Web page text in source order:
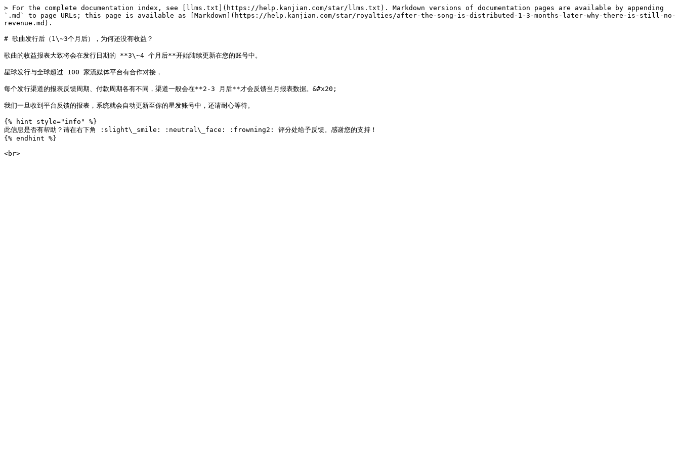
> For the complete documentation index, see [llms.txt](https://help.kanjian.com/star/llms.txt). Markdown versions of documentation pages are available by appending
`.md` to page URLs; this page is available as [Markdown](https://help.kanjian.com/star/royalties/after-the-song-is-distributed-1-3-months-later-why-there-is-still-no-
revenue.md).
# 歌曲发行后（1\~3个月后），为何还没有收益？
歌曲的收益报表大致将会在发行日期的 **3\~4 个月后**开始陆续更新在您的账号中。
星球发行与全球超过 100 家流媒体平台有合作对接，
每个发行渠道的报表反馈周期、付款周期各有不同，渠道一般会在**2-3 月后**才会反馈当月报表数据。&#x20;
我们一旦收到平台反馈的报表，系统就会自动更新至你的星发账号中，还请耐心等待。
{% hint style="info" %}
此信息是否有帮助？请在右下角 :slight\_smile: :neutral\_face: :frowning2: 评分处给予反馈。感谢您的支持！
{% endhint %}